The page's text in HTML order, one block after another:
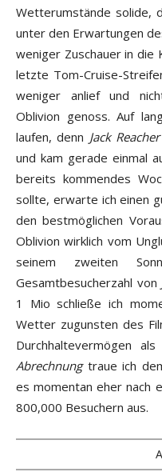
Wetterumstände solide,
unter den Erwartungen
weniger Zuschauer in die
letzte Tom-Cruise-
weniger anlief und
Oblivion genoss. Auf
laufen, denn Jack Reacher
und kam gerade einmal
bereits kommendes
sollte, erwarte ich einen
den bestmöglichen
Oblivion wirklich vom
seinem zweiten
Gesamtbesucherzahl von
1 Mio schließe ich
Wetter zugunsten des
Durchhaltevermögen
Abrechnungtraue ich
es momentan eher nach
800,000 Besuchern aus.